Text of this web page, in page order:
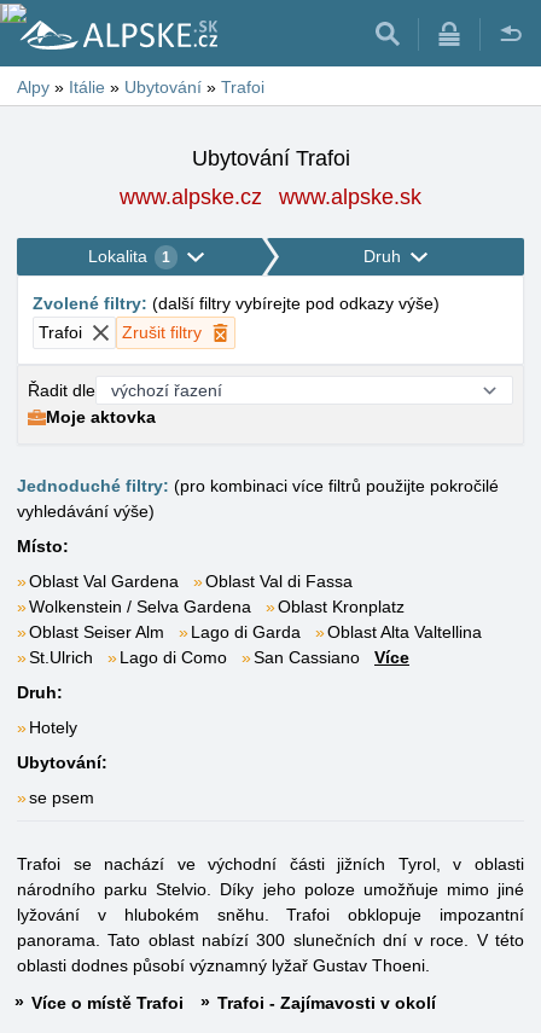
Alpy » Itálie » Ubytování » Trafoi
Ubytování Trafoi
www.alpske.cz
www.alpske.sk
Lokalita 1 Druh
Zvolené filtry: (další filtry vybírejte pod odkazy výše)
Trafoi
Zrušit filtry
Řadit dle
Moje aktovka
Jednoduché filtry: (pro kombinaci více filtrů použijte pokročilé
vyhledávání výše)
Místo:
Oblast Val Gardena
Oblast Val di Fassa
Wolkenstein / Selva Gardena
Oblast Kronplatz
Oblast Seiser Alm
Lago di Garda
Oblast Alta Valtellina
St.Ulrich
Lago di Como San Cassiano
Více
Druh:
Hotely
Ubytování:
se psem
Trafoi se nachází ve východní části jižních Tyrol, v oblasti
národního parku Stelvio. Díky jeho poloze umožňuje mimo jiné
lyžování v hlubokém sněhu. Trafoi obklopuje impozantní
panorama. Tato oblast nabízí 300 slunečních dní v roce. V této
oblasti dodnes působí významný lyžař Gustav Thoeni.
Více o místě Trafoi
Trafoi - Zajímavosti v okolí